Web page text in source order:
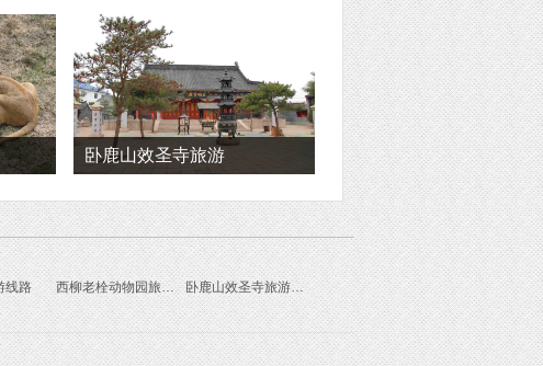
卧鹿山效圣寺旅游
线路 西柳老栓动物园旅游线路
卧鹿山效圣寺旅游线路